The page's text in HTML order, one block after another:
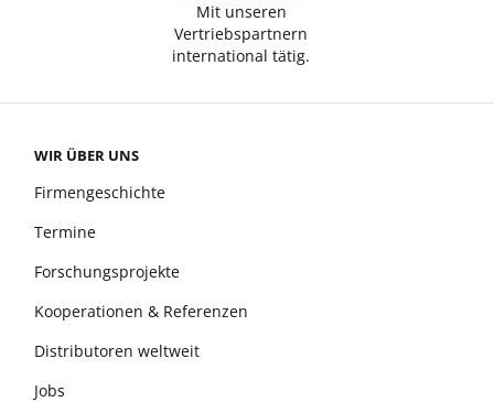
Mit unseren
Vertriebspartnern
international tätig.
WIR ÜBER UNS
Firmengeschichte
Termine
Forschungsprojekte
Kooperationen & Referenzen
Distributoren weltweit
Jobs